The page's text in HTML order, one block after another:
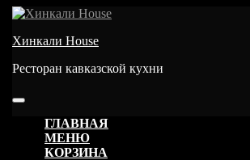
Перейти
содержимому
Хинкали House
Ресторан кавказской кухни
Кнопка
ОткрытьГЛАВНАЯ
МЕНЮ
КОРЗИНА